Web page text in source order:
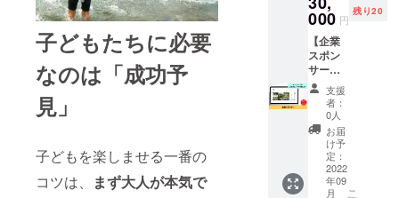
子どもたちに必要
なのは「成功予
見」
子どもを楽しませる一番の
コツは、
まず大人が本気で
です。
くださ
い！ ※
プライ
バシー
の都合
上、子
どもた
ちの顔
は映り
ませ
ん。 ※
データ
はメー
000 円
残り20
【企業
スポン
サー】
社団法
人スマ
イルラ
イフの
企業ス
ポン
サーに
なれる
支援
者：
0人
お届
け予
定：
2022
年09
月
こ